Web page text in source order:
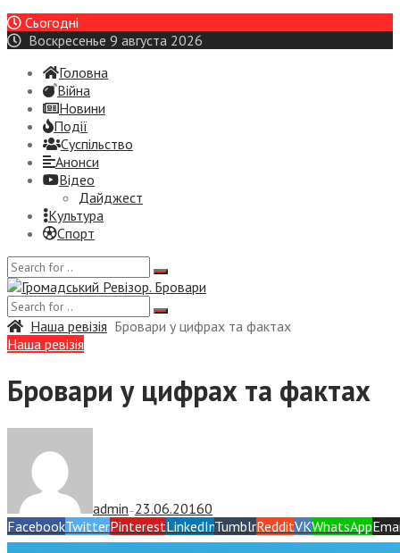
Сьогодні
Воскресенье 9 августа 2026
Головна
Війна
Новини
Події
Суспiльство
Анонси
Відео
Дайджест
Культура
Спорт
Наша ревізія Бровари у цифрах та фактах
Наша ревізія
Бровари у цифрах та фактах
admin — 23.06.20160
FacebookTwitterPinterestLinkedInTumblrRedditVKWhatsApp